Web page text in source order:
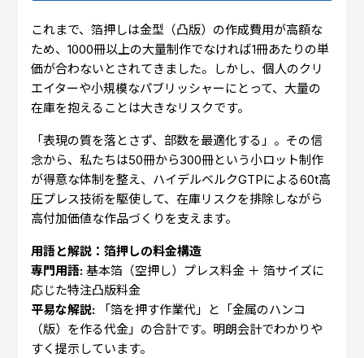
これまで、箔押しは金型（凸版）の作成費用が高額な
ため、1000冊以上の大量制作でなければ1冊あたりの単
価が合わないとされてきました。しかし、個人のクリ
エイターや小規模なパブリッシャーにとって、大量の
在庫を抱えることは大きなリスクです。
「表現の質を落とさず、部数を最適化する」。その信
念から、私たちは50冊から300冊という小ロット制作
が得意な体制を整え、ハイデルベルクGTPによる60t高
圧プレス技術を駆使して、在庫リスクを排除しながら
高付加価値な作品づくりを支えます。
用語と解説：箔押しの料金構造
専門用語: 基本箔（空押し）プレス料金 ＋ 箔サイズに
応じた特注凸版料金
平易な解説: 「箔を押す作業代」と「金属のハンコ
（版）を作る代金」の合計です。明朗会計でわかりや
すく提示しています。